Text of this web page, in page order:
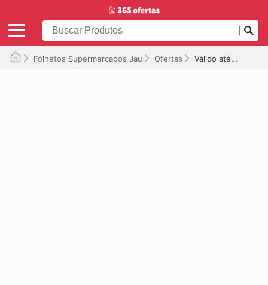
Folhetos Supermercados Jau Ofertas Válido até 29/07/2025